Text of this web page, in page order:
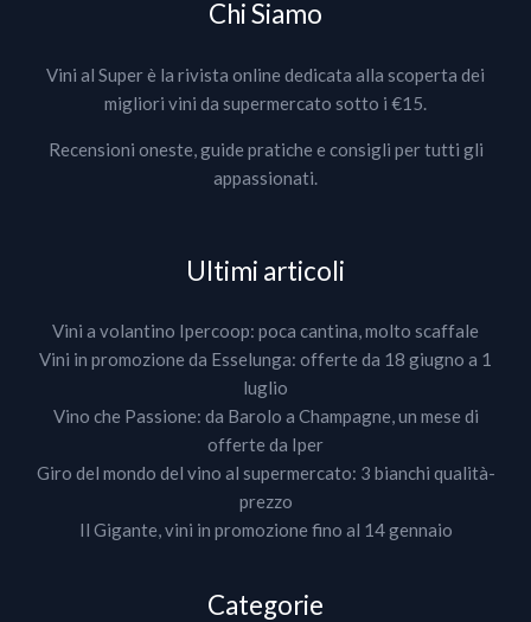
Chi Siamo
Vini al Super è la rivista online dedicata alla scoperta dei
migliori vini da supermercato sotto i €15.
Recensioni oneste, guide pratiche e consigli per tutti gli
appassionati.
Ultimi articoli
Vini a volantino Ipercoop: poca cantina, molto scaffale
Vini in promozione da Esselunga: offerte da 18 giugno a 1
luglio
Vino che Passione: da Barolo a Champagne, un mese di
offerte da Iper
Giro del mondo del vino al supermercato: 3 bianchi qualità-
prezzo
Il Gigante, vini in promozione fino al 14 gennaio
Categorie